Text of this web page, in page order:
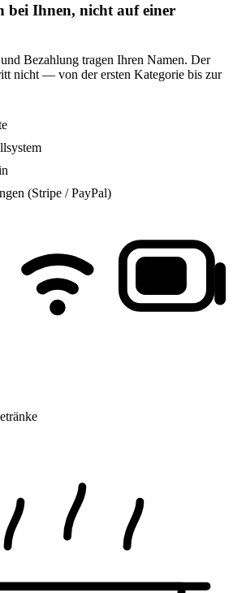
bei Ihnen, nicht auf einer
Bezahlung tragen Ihren Namen. Der
nicht — von der ersten Kategorie bis zur
(Stripe / PayPal)